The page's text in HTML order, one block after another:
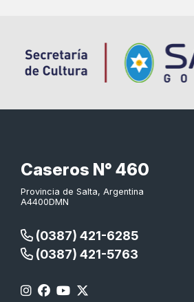
Caseros N° 460
Provincia de Salta, Argentina
A4400DMN
(0387) 421-6285
(0387) 421-5763